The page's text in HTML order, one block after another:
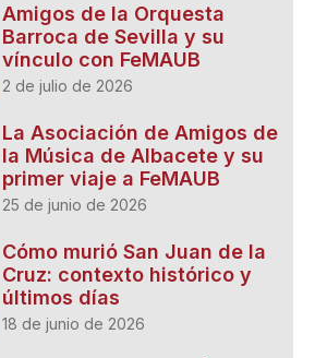
Amigos de la Orquesta
Barroca de Sevilla y su
vínculo con FeMAUB
2 de julio de 2026
La Asociación de Amigos de
la Música de Albacete y su
primer viaje a FeMAUB
25 de junio de 2026
Cómo murió San Juan de la
Cruz: contexto histórico y
últimos días
18 de junio de 2026